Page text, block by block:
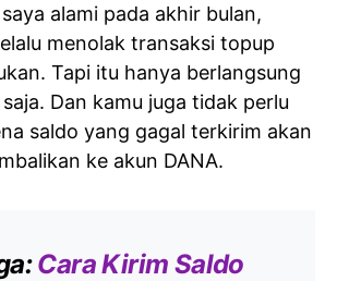
alami pada akhir bulan,
menolak transaksi topup
Tapi itu hanya berlangsung
Dan kamu juga tidak perlu
saldo yang gagal terkirim akan
ke akun DANA.
Cara Kirim Saldo